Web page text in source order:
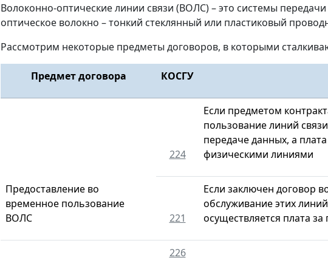
Волоконно-оптические линии связи (ВОЛС) – это системы
оптическое волокно – тонкий стеклянный или пластиковый
Рассмотрим некоторые предметы договоров, в которыми
Предмет договора КОСГУ
Предоставление во
временное пользование
ВОЛС
224
Если предметом
пользование линий
передаче данных, а
физическими линиями
221
Если заключен договор
обслуживание этих
осуществляется плата
226